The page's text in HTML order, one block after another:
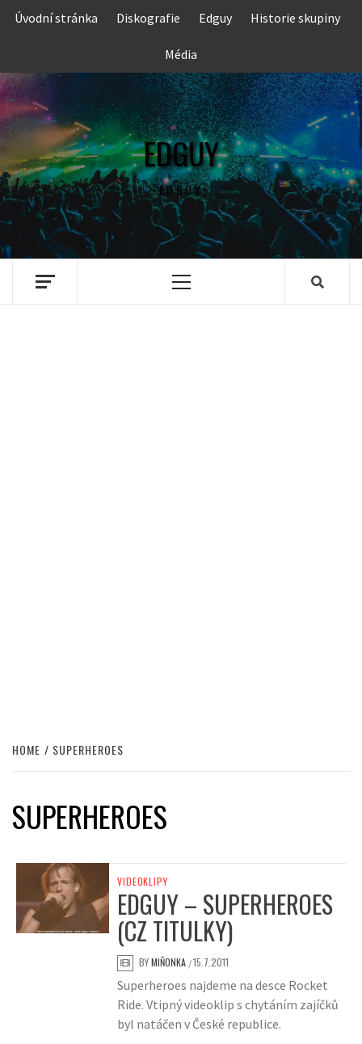
Skip
Úvodní stránka Diskografie Edguy Historie skupiny
Média
EDGUY
EDGUY
Primary
HOME SUPERHEROES
SUPERHEROES
VIDEOKLIPY
EDGUY – SUPERHEROES
(CZ TITULKY)
BYMIŇONKA /15.7.2011
Superheroes najdeme na desce Rocket
Ride. Vtipný videoklip s chytáním zajíčků
byl natáčen v České republice.